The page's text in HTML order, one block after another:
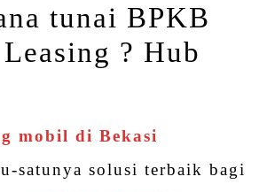
tunai BPKB
? Hub
mobil di Bekasi
satunya solusi terbaik bagi